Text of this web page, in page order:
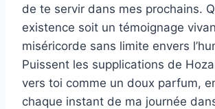
de te servir dans mes prochains.
existence soit un témoignage
miséricorde sans limite envers
Puissent les supplications de
vers toi comme un doux parfum,
chaque instant de ma journée